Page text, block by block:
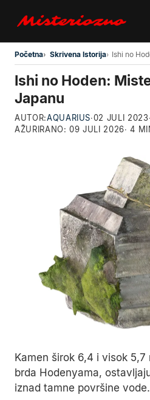
Preskoči na glavni sadržaj
Početna Skrivena Istorija Ishi no
Ishi no Hoden:
Japanu
AUTOR:AQUARIUS·02 JULI 2023·
AŽURIRANO:09 JULI 2026· 4
Kamen širok 6,4 i visok
brda Hodenyama,
iznad tamne površine vode.